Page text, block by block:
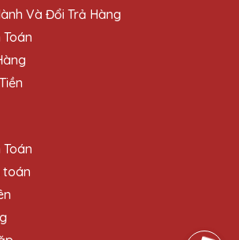
đặt một số lượng lớn cúp pha lê
cuối năm của công ty và tất cả
đẹp và chất lượng. Cảm ơn Quà
Lê QTG!
Thảo
sản phẩm tuyệt vời, dịch vụ
chu đáo. Quà Tặng Pha Lê QTG
chọn hàng đầu của mình khi cần
pha lê.
Và Đổi Trả Hàng
Toán
Toán
toán